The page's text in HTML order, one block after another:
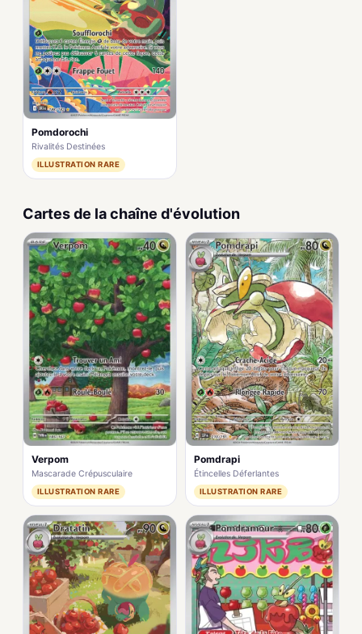
Pomdorochi
Rivalités Destinées
ILLUSTRATION RARE
Cartes de la chaîne d'évolution
Verpom
Mascarade Crépusculaire
ILLUSTRATION RARE
Pomdrapi
Étincelles Déferlantes
ILLUSTRATION RARE